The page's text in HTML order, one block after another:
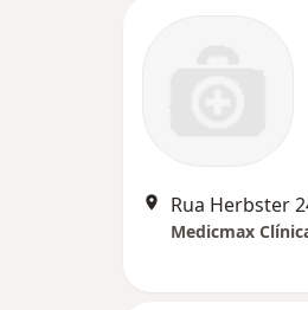
Rua Herbster
Medicmax